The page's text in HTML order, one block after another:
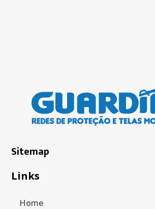
Sitemap
Links
Home